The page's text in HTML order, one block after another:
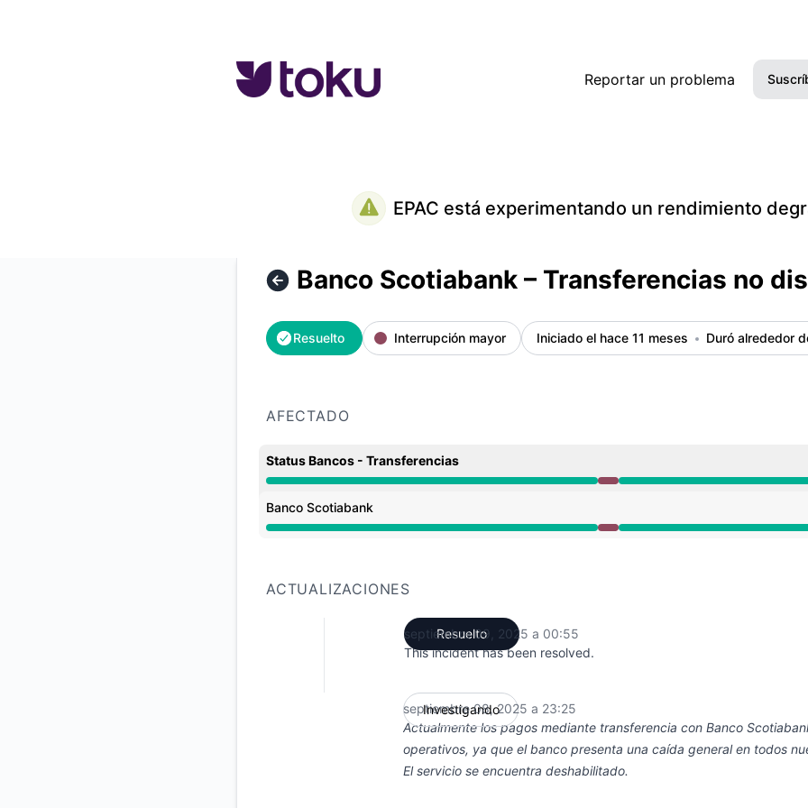
Reportar un problema
EPAC está experimentando un rendimiento
Banco Scotiabank – Transferencias no
Resuelto Interrupción mayor Iniciado el hace 11 meses Duró alrededor
AFECTADO
Status Bancos - Transferencias
Interrupción mayor de 11:25 PM a 12:55 AM
Banco Scotiabank
Interrupción mayor de 11:25 PM a 12:55 AM
ACTUALIZACIONES
Resuelto
septiembre 09, 2025 a 00:55
This incident has been resolved.
Investigando
septiembre 08, 2025 a 23:25
Actualmente los pagos mediante transferencia con Banco
operativos, ya que el banco presenta una caída general en todos
El servicio se encuentra deshabilitado.